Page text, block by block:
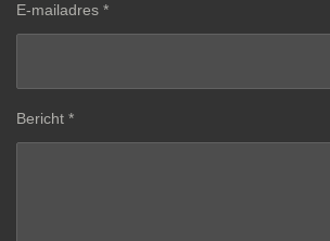
E-mailadres *
Bericht *